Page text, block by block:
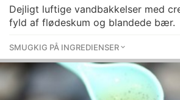
Dejligt luftige vandbakkelser med
fyld af flødeskum og blandede bær.
SMUGKIG PÅ INGREDIENSER